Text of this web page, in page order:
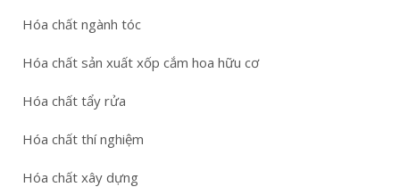
Hóa chất ngành tóc
Hóa chất sản xuất xốp cắm hoa hữu cơ
Hóa chất tẩy rửa
Hóa chất thí nghiệm
Hóa chất xây dựng